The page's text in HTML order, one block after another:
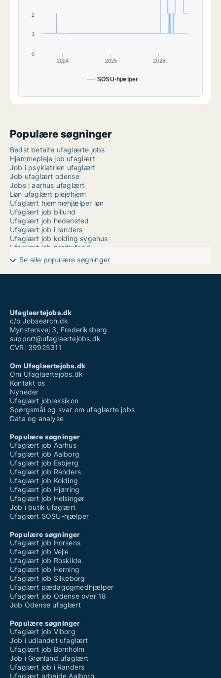
SOSU-hjælper
2024 2025 2026
0
1
2
Populære søgninger
Bedst betalte ufaglærte jobs
Hjemmepleje job ufaglært
Job i psykiatrien ufaglært
Job ufaglært odense
Jobs i aarhus ufaglært
Løn ufaglært plejehjem
Ufaglært hjemmehjælper løn
Ufaglært job billund
Ufaglært job hedensted
Ufaglært job i randers
Ufaglært job kolding sygehus
Ufaglært job nordjylland
Ufaglært job skejby sygehus
Ufaglært køkkenmedhjælper
Ufaglært lærervikar job
Vikarbureau randers ufaglært
Vikarbureau århus ufaglært
Se alle populære søgninger
Ufaglaertejobs.dk
c/o Jobsearch.dk
Mynstersvej 3, Frederiksberg
support@ufaglaertejobs.dk
CVR: 39925311
Om Ufaglaertejobs.dk
Om Ufaglaertejobs.dk
Kontakt os
Nyheder
Ufaglært jobleksikon
Spørgsmål og svar om ufaglærte jobs
Data og analyse
Populære søgninger
Ufaglært job Aarhus
Ufaglært job Aalborg
Ufaglært job Esbjerg
Ufaglært job Randers
Ufaglært job Kolding
Ufaglært job Hjørring
Ufaglært job Helsingør
Job i butik ufaglært
Ufaglært SOSU-hjælper
Populære søgninger
Ufaglært job Horsens
Ufaglært job Vejle
Ufaglært job Roskilde
Ufaglært job Herning
Ufaglært job Silkeborg
Ufaglært pædagogmedhjælper
Ufaglært job Odense over 18
Job Odense ufaglært
Populære søgninger
Ufaglært job Viborg
Job i udlandet ufaglært
Ufaglært job Bornholm
Job i Grønland ufaglært
Ufaglært job i Randers
Ufaglært arbejde Aalborg